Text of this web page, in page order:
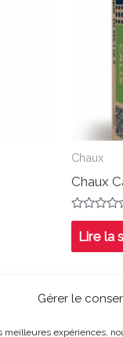
Gérer le
meilleures expériences,
Chaux
Chaux
Note
sur
5
Lire la